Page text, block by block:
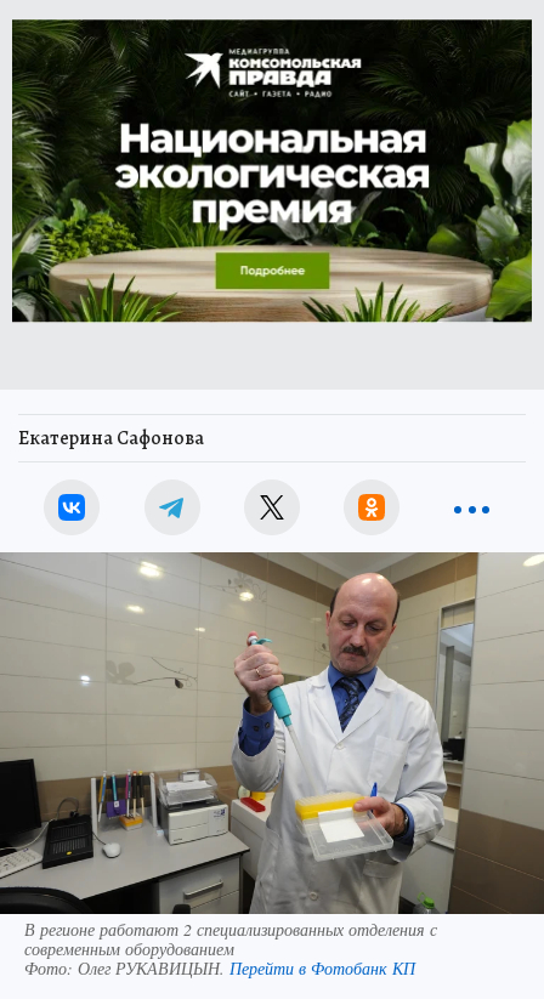
Екатерина Сафонова
В регионе работают 2 специализированных отделения с
современным оборудованием
Фото: Олег РУКАВИЦЫН. Перейти в Фотобанк КП